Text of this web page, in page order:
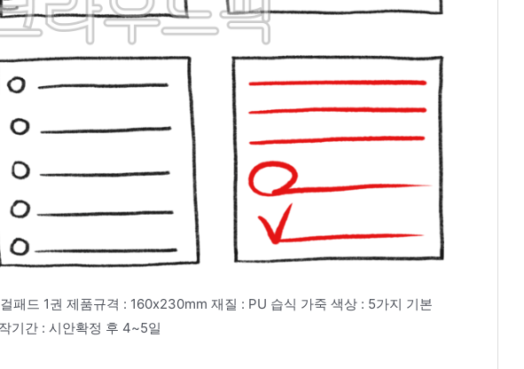
패드 1권 제품규격 : 160x230mm 재질 : PU 습식 가죽 색상 : 5가지 기본
기간 : 시안확정 후 4~5일